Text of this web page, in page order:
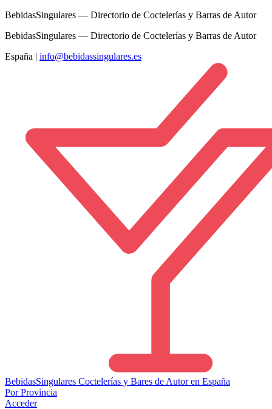
BebidasSingulares — Directorio de Coctelerías y Barras de Autor
BebidasSingulares — Directorio de Coctelerías y Barras de Autor
España | info@bebidassingulares.es
BebidasSingulares Coctelerías y Bares de Autor en España
Por Provincia
Acceder